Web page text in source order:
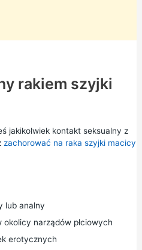
rakiem szyjki
jakikolwiek kontakt seksualny z
zachorować na raka szyjki macicy
lub analny
narządów płciowych
erotycznych